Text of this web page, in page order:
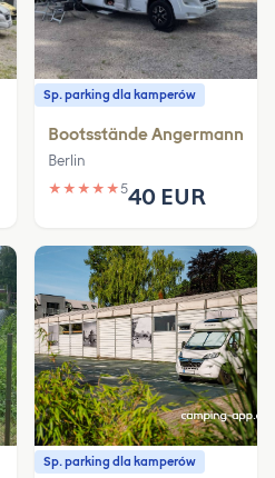
Sp. parking dla kamperów
Bootsstände Angermann
Berlin
★ ★ ★ ★ ★540 EUR
Sp. parking dla kamperów